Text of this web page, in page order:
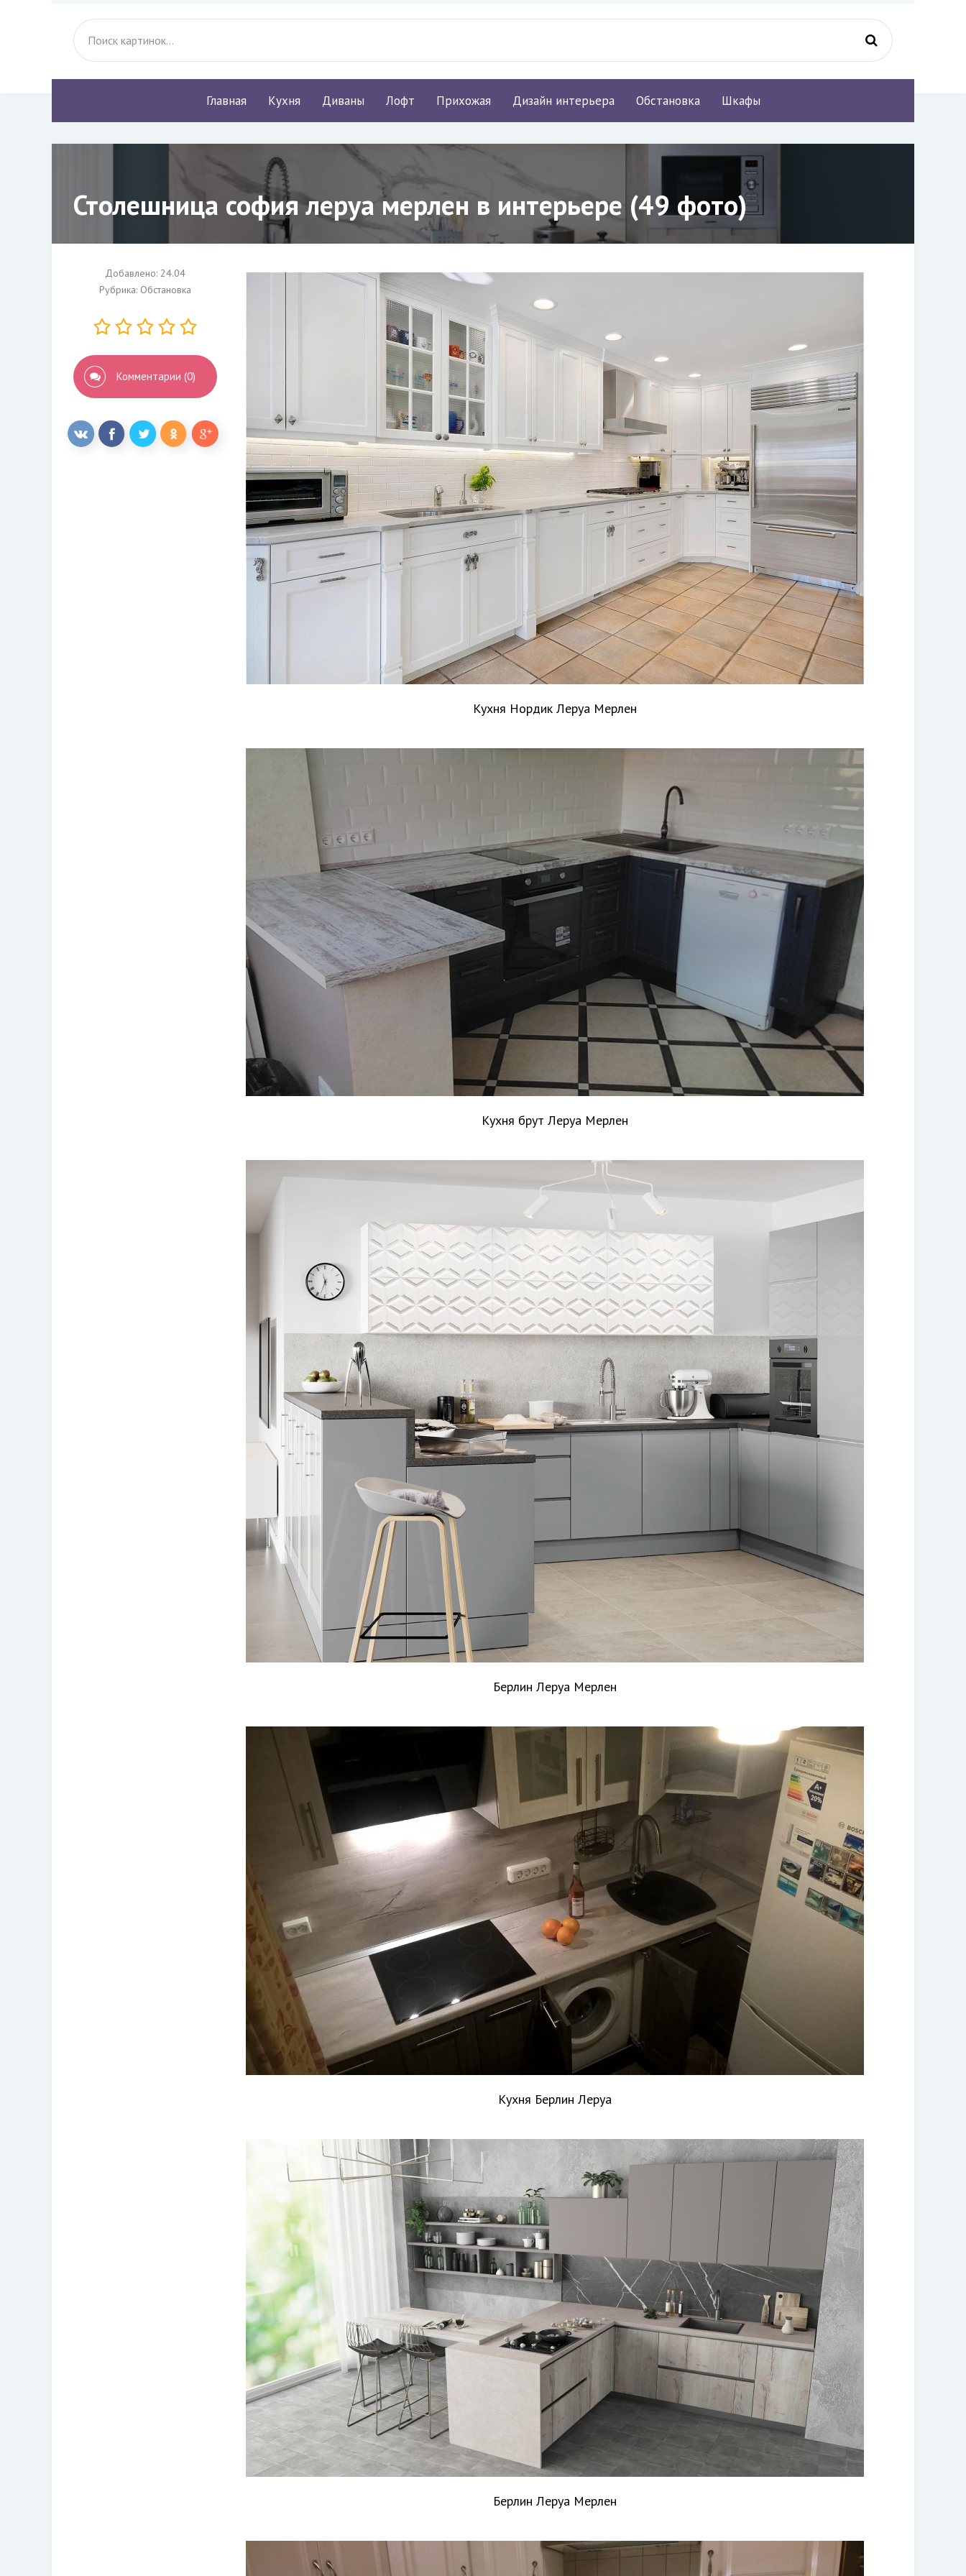
Главная Кухня Диваны Лофт Прихожая Дизайн интерьера Обстановка Шкафы
Столешница софия леруа мерлен в интерьере (49 фото)
Добавлено: 24.04
Рубрика: Обстановка
Комментарии (0)
Кухня Нордик Леруа Мерлен
Кухня брут Леруа Мерлен
Берлин Леруа Мерлен
Кухня Берлин Леруа
Берлин Леруа Мерлен